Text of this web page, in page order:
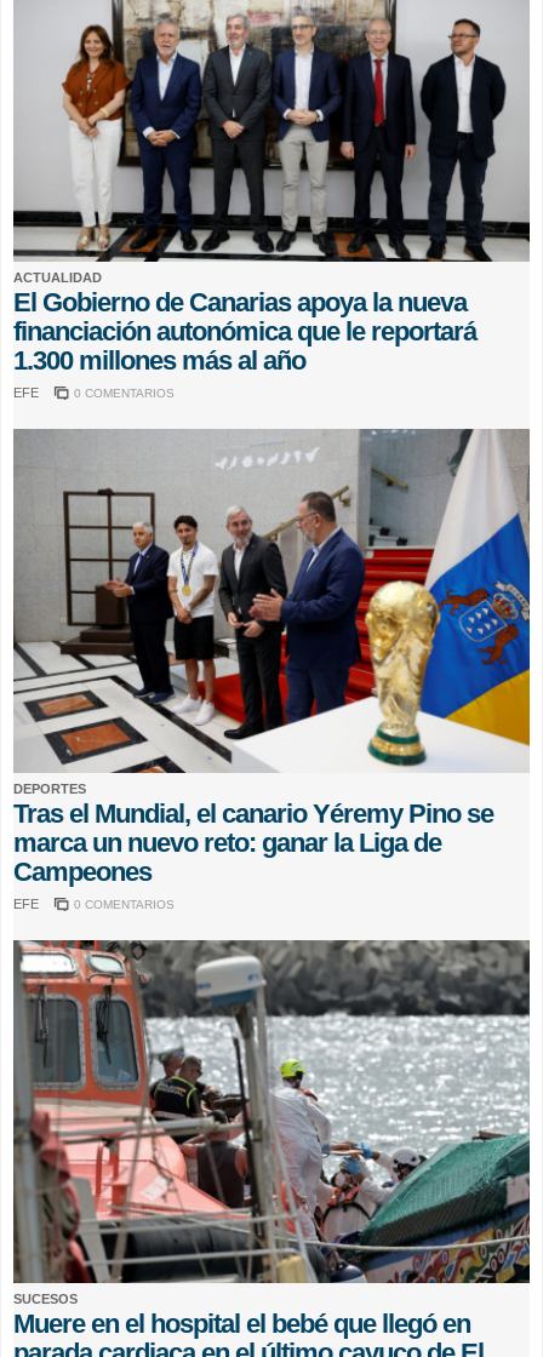
ACTUALIDAD
El Gobierno de Canarias apoya la nueva
financiación autonómica que le reportará
1.300 millones más al año
EFE 0 COMENTARIOS
DEPORTES
Tras el Mundial, el canario Yéremy Pino se
marca un nuevo reto: ganar la Liga de
Campeones
EFE 0 COMENTARIOS
SUCESOS
Muere en el hospital el bebé que llegó en